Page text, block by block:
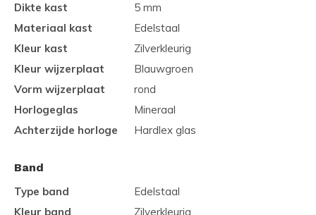
Dikte kast
5 mm
Materiaal kast
Edelstaal
Kleur kast
Zilverkleurig
Kleur wijzerplaat
Blauwgroen
Vorm wijzerplaat
rond
Horlogeglas
Mineraal
Achterzijde horloge
Hardlex glas
Band
Type band
Edelstaal
Kleur band
Zilverkleurig